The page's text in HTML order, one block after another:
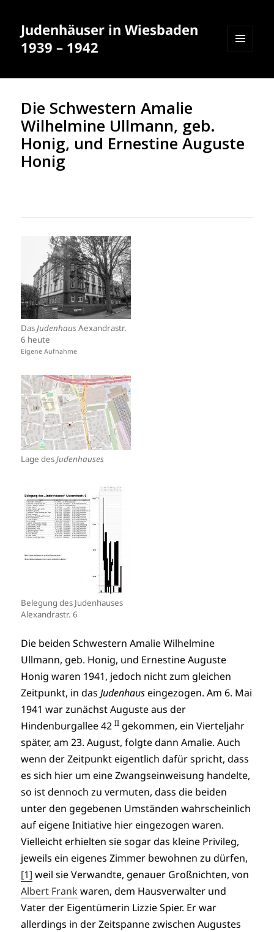
Judenhäuser in Wiesbaden
1939 – 1942
WIDGETS
Die Schwestern Amalie
Wilhelmine Ullmann, geb.
Honig, und Ernestine Auguste
Honig
DasJudenhausAexandrastr.
6 heute
Eigene Aufnahme
Lage desJudenhauses
Belegung des Judenhauses
Alexandrastr. 6
Die beiden Schwestern Amalie Wilhelmine
Ullmann, geb. Honig, und Ernestine Auguste
Honig waren 1941, jedoch nicht zum gleichen
Zeitpunkt, in dasJudenhauseingezogen. Am 6. Mai
1941 war zunächst Auguste aus der
Hindenburgallee 42II gekommen, ein Vierteljahr
später, am 23. August, folgte dann Amalie. Auch
wenn der Zeitpunkt eigentlich dafür spricht, dass
es sich hier um eine Zwangseinweisung handelte,
so ist dennoch zu vermuten, dass die beiden
unter den gegebenen Umständen wahrscheinlich
auf eigene Initiative hier eingezogen waren.
Vielleicht erhielten sie sogar das kleine Privileg,
jeweils ein eigenes Zimmer bewohnen zu dürfen,
[1] weil sie Verwandte, genauer Großnichten, von
Albert Frank waren, dem Hausverwalter und
Vater der Eigentümerin Lizzie Spier. Er war
allerdings in der Zeitspanne zwischen Augustes